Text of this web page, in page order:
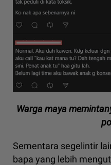
Warga maya
Sementara segelintir
bapa yang lebih